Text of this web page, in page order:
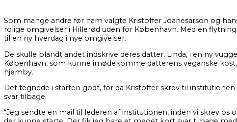
Som mange andre før ham valgte Kristoffer Joanesarson og
rolige omgivelser i Hillerød uden for København. Med en
til en ny hverdag i nye omgivelser.
De skulle blandt andet indskrive deres datter, Linda, i en ny
København, som kunne imødekomme datterens veganske
hjemby.
Det tegnede i starten godt, for da Kristoffer skrev til
svar tilbage.
“Jeg sendte en mail til lederen af institutionen, inden vi skrev